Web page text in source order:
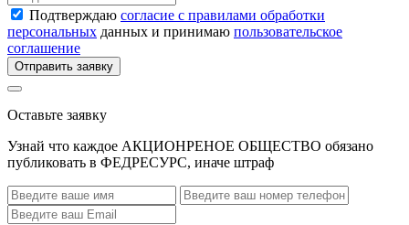
Подтверждаю согласие с правилами обработки
персональных данных и принимаю пользовательское
соглашение
Отправить заявку
Оставьте заявку
Узнай что каждое АКЦИОНРЕНОЕ ОБЩЕСТВО обязано
публиковать в ФЕДРЕСУРС, иначе штраф